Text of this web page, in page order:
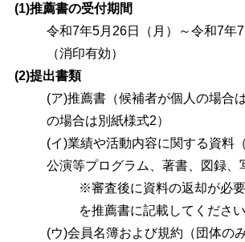
(1)推薦書の受付期間
令和7年5月26日（月）～令和7年7
（消印有効）
(2)提出書類
(ア)推薦書（候補者が個人の場合
の場合は別紙様式2）
(イ)業績や活動内容に関する資料
公演等プログラム、著書、図録、
※審査後に資料の返却が必
を推薦書に記載してください
(ウ)会員名簿および規約（団体のみ